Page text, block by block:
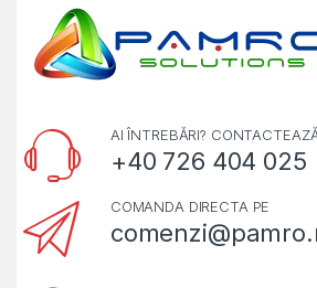
AI ÎNTREBĂRI?
+40 726 404 025
COMANDA DIRECTA PE